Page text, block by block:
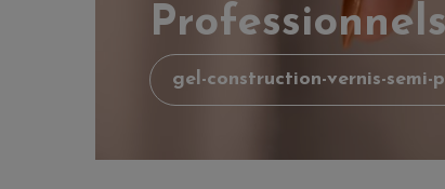
Professionnels
gel-construction-vernis-semi-